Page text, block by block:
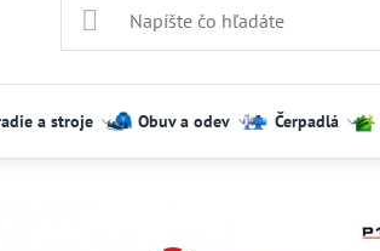
a stroje Obuv a odev Čerpadlá